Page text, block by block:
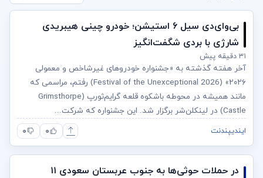
بی‌وای‌دی سیل ۶ استیشن؛ خودرو چینی هیبریدی
شارژی با بردی شگفت‌انگیز
۳۱ دقیقه پیش
آخر هفته گذشته به «جشنواره خودروهای غیرشاخص و معمولی
۲۰۲۶» (2026 Festival of the Unexceptional) رفتم، مراسمی که
مانند همیشه در محوطه باشکوه قلعه گرایم‌ثورپ (Grimsthorpe
Castle) در لینکلن‌شر برگزار شد. این جشنواره که شرکت...
ایندیپندنت ۰ ۰
در حملات حوثی‌ها به جنوب عربستان سعودی ۱۱